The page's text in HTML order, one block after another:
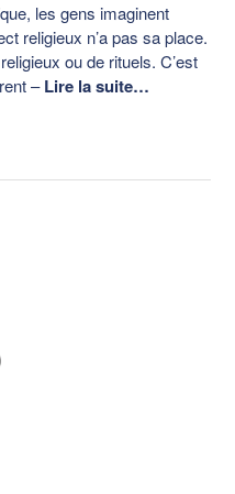
les gens imaginent
religieux n’a pas sa place.
ou de rituels. C’est
–Lire la suite…